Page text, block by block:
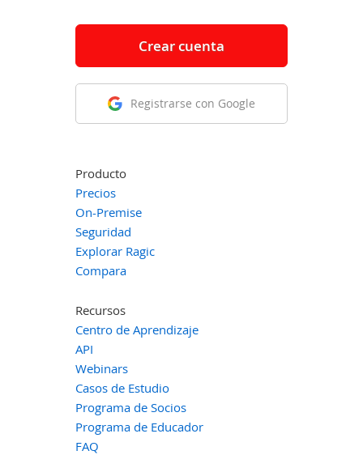
Crear cuenta
Registrarse con Google
Producto
Precios
On-Premise
Seguridad
Explorar Ragic
Compara
Recursos
Centro de Aprendizaje
API
Webinars
Casos de Estudio
Programa de Socios
Programa de Educador
FAQ